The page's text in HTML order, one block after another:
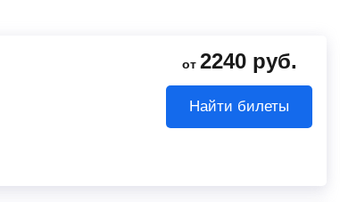
от 2240 руб.
Найти билеты